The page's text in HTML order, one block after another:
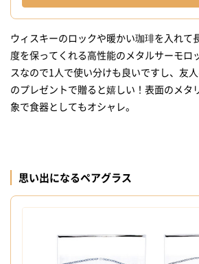
ウィスキーのロックや暖かい珈琲を入れて
度を保ってくれる高性能のメタルサーモロ
スなので1人で使い分けも良いですし、友
のプレゼントで贈ると嬉しい！表面のメタ
象で食器としてもオシャレ。
思い出になるペアグラス